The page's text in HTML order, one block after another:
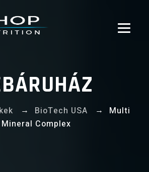
→ BioTech USA →
Multi
Mineral Complex